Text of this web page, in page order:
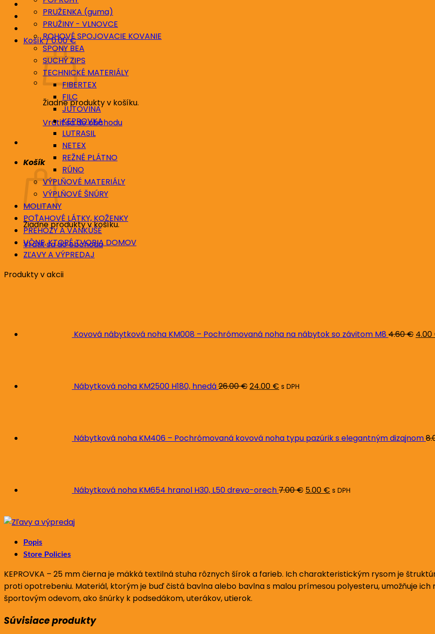
Košík /0.00€
Žiadne produkty v košíku.
Vrátiť sa do obchodu
Košík
Žiadne produkty v košíku.
Vrátiť sa do obchodu
PRUŽENKA (guma)
PRUŽINY - VLNOVCE
ROHOVÉ SPOJOVACIE KOVANIE
SPONY BEA
SUCHÝ ZIPS
TECHNICKÉ MATERIÁLY
FIBERTEX
FILC
JUTOVINA
KEPROVKA
LUTRASIL
NETEX
REŽNÉ PLÁTNO
RÚNO
VÝPLŇOVÉ MATERIÁLY
VÝPLŇOVÉ ŠNÚRY
MOLITANY
POŤAHOVÉ LÁTKY, KOŽENKY
PREHOZY A VANKÚŠE
VÔNE, KTORÉ TVORIA DOMOV
ZĽAVY A VÝPREDAJ
Produkty v akcii
Kovová nábytková noha KM008 – Pochrómovaná noha na nábytok so závitom M84.60€ 4.60
4.00
Nábytková noha KM2500 H180, hnedá26.00€26.00 €.
24.00 € 24.00 €.
s DPH
Nábytková noha KM406 – Pochrómovaná kovová noha typu pazúrik s elegantným dizajnom
Nábytková noha KM654 hranol H30, L50 drevo-orech7.00€ 7.00 €.
5.00 € 5.00 €.
s DPH
Popis
Store Policies
KEPROVKA – 25 mm čierna je mäkká textilná stuha rôznych šírok a farieb. Ich charakteristickým rysom je
proti opotrebeniu. Materiál, ktorým je buď čistá bavlna alebo bavlna s malou prímesou polyesteru, umožňuje ich
športovým odevom, ako šnúrky k podsedákom, uterákov, utierok.
Súvisiace produkty